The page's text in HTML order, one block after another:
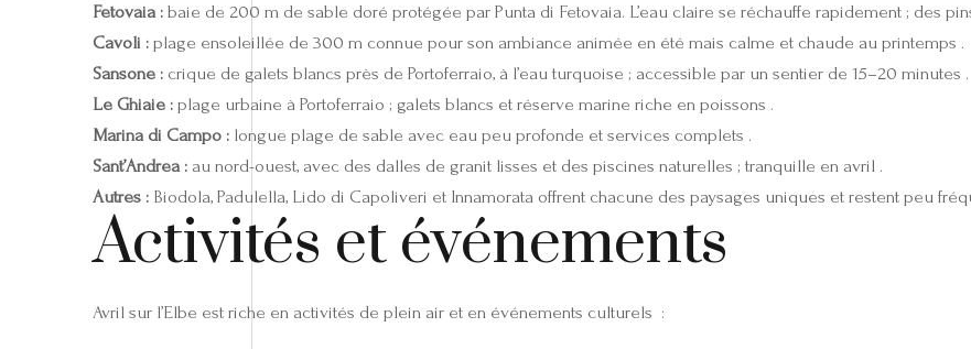
Fetovaia : baie de 200 m de sable doré protégée par Punta di Fetovaia. L’eau claire se réchauffe rapidement ; des
Cavoli : plage ensoleillée de 300 m connue pour son ambiance animée en été mais calme et chaude au printemps .
Sansone : crique de galets blancs près de Portoferraio, à l’eau turquoise ; accessible par un sentier de 15–20 minutes .
Le Ghiaie : plage urbaine à Portoferraio ; galets blancs et réserve marine riche en poissons .
Marina di Campo : longue plage de sable avec eau peu profonde et services complets .
Sant’Andrea : au nord-ouest, avec des dalles de granit lisses et des piscines naturelles ; tranquille en avril .
Autres : Biodola, Padulella, Lido di Capoliveri et Innamorata offrent chacune des paysages uniques et restent peu
Activités et événements
Avril sur l’Elbe est riche en activités de plein air et en événements culturels :